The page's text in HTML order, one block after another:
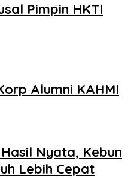
Pimpin HKTI
Alumni KAHMI
Nyata, Kebun
Lebih Cepat